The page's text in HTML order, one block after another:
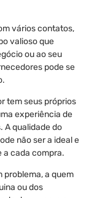
vários contatos,
valioso que
ou ao seu
pode se
tem seus próprios
experiência de
A qualidade do
não ser a ideal e
a cada compra.
problema, a quem
ou dos